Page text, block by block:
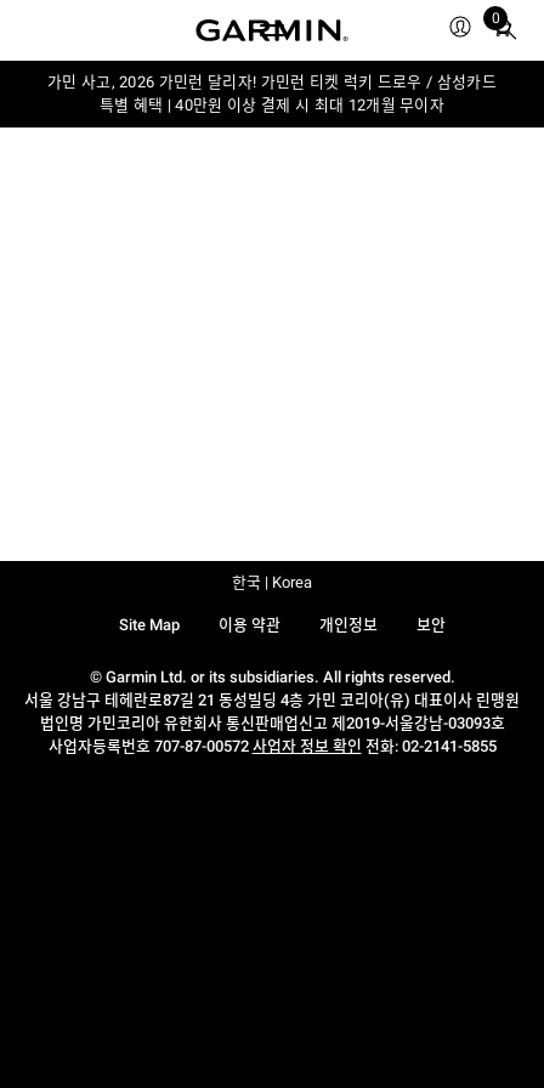
0
Total
in
가민 사고, 2026 가민런 달리자! 가민런 티켓 럭키 드로우 / 삼성카드
특별 혜택 | 40만원 이상 결제 시 최대 12개월 무이자
© Garmin Ltd. or its subsidiaries. All rights reserved.
서울 강남구 테헤란로87길 21 동성빌딩 4층 가민 코리아(유) 대표이사 린맹원
법인명 가민코리아 유한회사 통신판매업신고 제2019-서울강남-03093호
사업자등록번호 707-87-00572 사업자 정보 확인 전화: 02-2141-5855
Site Map 이용 약관 개인정보 보안
한국 | Korea